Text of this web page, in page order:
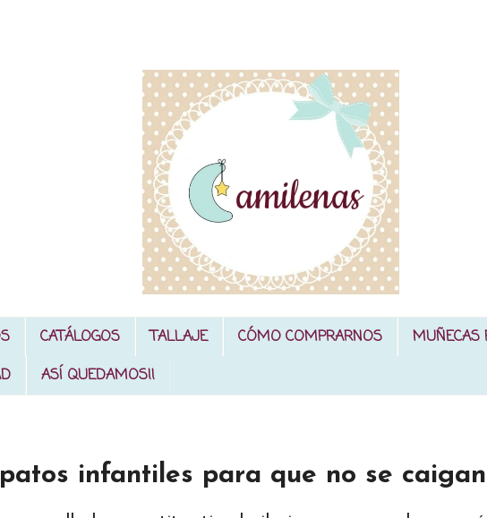
CATÁLOGOS TALLAJE CÓMO COMPRARNOS MUÑECAS
ASÍ QUEDAMOS!!
infantiles para que no se caigan